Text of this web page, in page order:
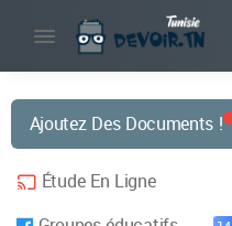
Ajoutez Des Documents !
Étude En Ligne